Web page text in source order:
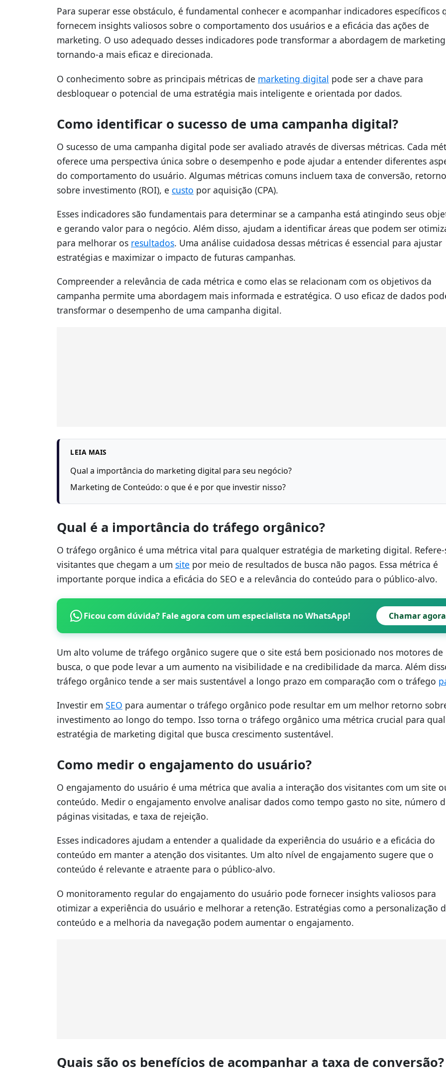
Para superar esse obstáculo, é fundamental conhecer e acompanhar indicadores específicos
fornecem insights valiosos sobre o comportamento dos usuários e a eficácia das ações de
marketing. O uso adequado desses indicadores pode transformar a abordagem de
tornando-a mais eficaz e direcionada.
O conhecimento sobre as principais métricas de marketing digital pode ser a chave para
desbloquear o potencial de uma estratégia mais inteligente e orientada por dados.
Como identificar o sucesso de uma campanha digital?
O sucesso de uma campanha digital pode ser avaliado através de diversas métricas. Cada
oferece uma perspectiva única sobre o desempenho e pode ajudar a entender diferentes
do comportamento do usuário. Algumas métricas comuns incluem taxa de conversão, retorno
sobre investimento (ROI), e custo por aquisição (CPA).
Esses indicadores são fundamentais para determinar se a campanha está atingindo seus
e gerando valor para o negócio. Além disso, ajudam a identificar áreas que podem ser
para melhorar os resultados. Uma análise cuidadosa dessas métricas é essencial para ajustar
estratégias e maximizar o impacto de futuras campanhas.
Compreender a relevância de cada métrica e como elas se relacionam com os objetivos da
campanha permite uma abordagem mais informada e estratégica. O uso eficaz de dados
transformar o desempenho de uma campanha digital.
LEIA MAIS
Qual a importância do marketing digital para seu negócio?
Marketing de Conteúdo: o que é e por que investir nisso?
Qual é a importância do tráfego orgânico?
O tráfego orgânico é uma métrica vital para qualquer estratégia de marketing digital. Refere-
visitantes que chegam a um site por meio de resultados de busca não pagos. Essa métrica é
importante porque indica a eficácia do SEO e a relevância do conteúdo para o público-alvo.
Ficou com dúvida? Fale agora com um especialista no WhatsApp! Chamar agora
Um alto volume de tráfego orgânico sugere que o site está bem posicionado nos motores de
busca, o que pode levar a um aumento na visibilidade e na credibilidade da marca. Além
tráfego orgânico tende a ser mais sustentável a longo prazo em comparação com o tráfego
Investir em SEO para aumentar o tráfego orgânico pode resultar em um melhor retorno
investimento ao longo do tempo. Isso torna o tráfego orgânico uma métrica crucial para
estratégia de marketing digital que busca crescimento sustentável.
Como medir o engajamento do usuário?
O engajamento do usuário é uma métrica que avalia a interação dos visitantes com um site
conteúdo. Medir o engajamento envolve analisar dados como tempo gasto no site, número
páginas visitadas, e taxa de rejeição.
Esses indicadores ajudam a entender a qualidade da experiência do usuário e a eficácia do
conteúdo em manter a atenção dos visitantes. Um alto nível de engajamento sugere que o
conteúdo é relevante e atraente para o público-alvo.
O monitoramento regular do engajamento do usuário pode fornecer insights valiosos para
otimizar a experiência do usuário e melhorar a retenção. Estratégias como a personalização
conteúdo e a melhoria da navegação podem aumentar o engajamento.
Quais são os benefícios de acompanhar a taxa de conversão?